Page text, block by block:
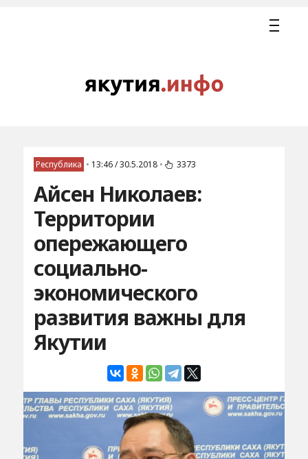
Республика • 13:46 / 30.5.2018 • 3373
Айсен Николаев:
Территории
опережающего
социально-
экономического
развития важны для
Якутии